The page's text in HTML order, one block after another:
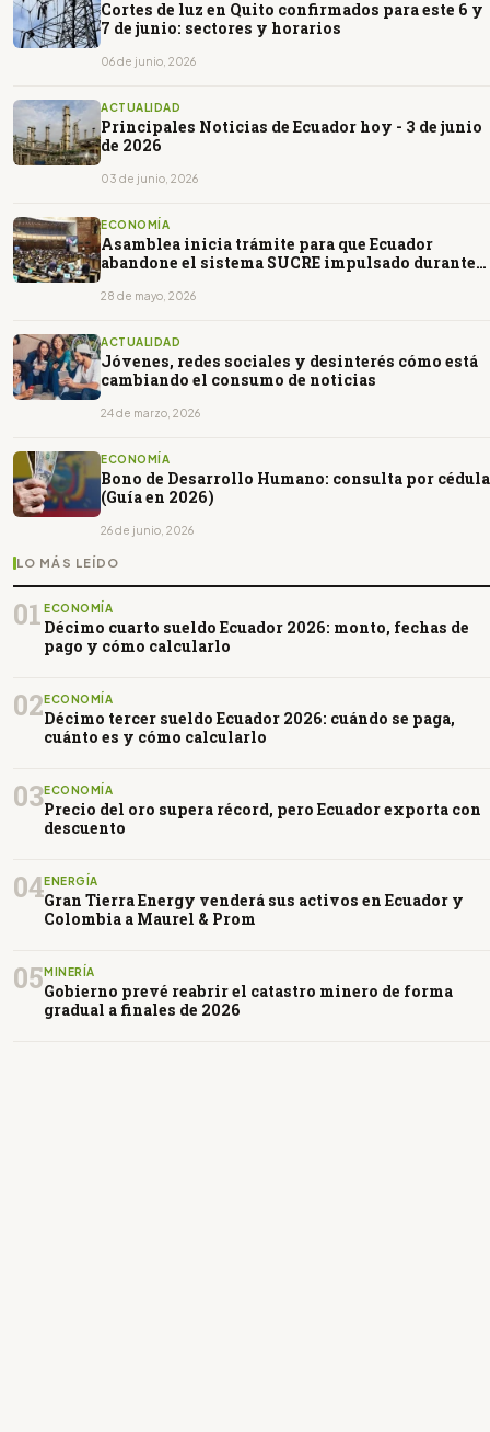
Cortes de luz en Quito confirmados para este 6 y
7 de junio: sectores y horarios
06 de junio, 2026
ACTUALIDAD
Principales Noticias de Ecuador hoy - 3 de junio
de 2026
03 de junio, 2026
ECONOMÍA
Asamblea inicia trámite para que Ecuador
abandone el sistema SUCRE impulsado durante
28 de mayo, 2026
ACTUALIDAD
Jóvenes, redes sociales y desinterés cómo está
cambiando el consumo de noticias
24 de marzo, 2026
ECONOMÍA
Bono de Desarrollo Humano: consulta por cédula
(Guía en 2026)
26 de junio, 2026
LO MÁS LEÍDO
01 ECONOMÍA
Décimo cuarto sueldo Ecuador 2026: monto, fechas de
pago y cómo calcularlo
02ECONOMÍA
Décimo tercer sueldo Ecuador 2026: cuándo se paga,
cuánto es y cómo calcularlo
03ECONOMÍA
Precio del oro supera récord, pero Ecuador exporta con
descuento
04ENERGÍA
Gran Tierra Energy venderá sus activos en Ecuador y
Colombia a Maurel & Prom
05MINERÍA
Gobierno prevé reabrir el catastro minero de forma
gradual a finales de 2026